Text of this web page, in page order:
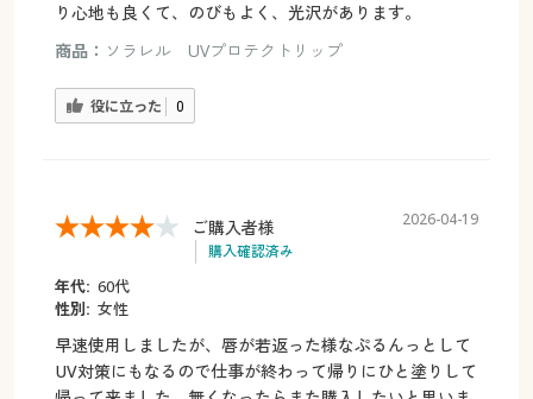
り心地も良くて、のびもよく、光沢があります。
商品： ソラレル UVプロテクトリップ
役に立った 0
ご購入者様
購入確認済み
2026-04-19
年代: 60代
性別: 女性
早速使用しましたが、唇が若返った様なぷるんっとして
UV対策にもなるので仕事が終わって帰りにひと塗りして